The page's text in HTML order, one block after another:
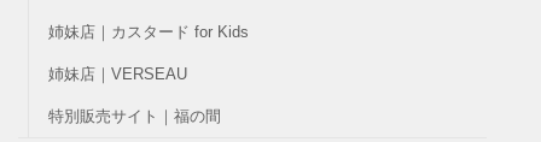
姉妹店｜カスタード for Kids
姉妹店｜VERSEAU
特別販売サイト｜福の間